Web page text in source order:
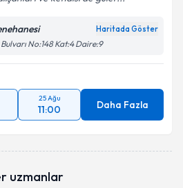
Haritada Göster
No:148 Kat:4 Daire:9
25 Ağu
11:00 Daha Fazla
uzmanlar